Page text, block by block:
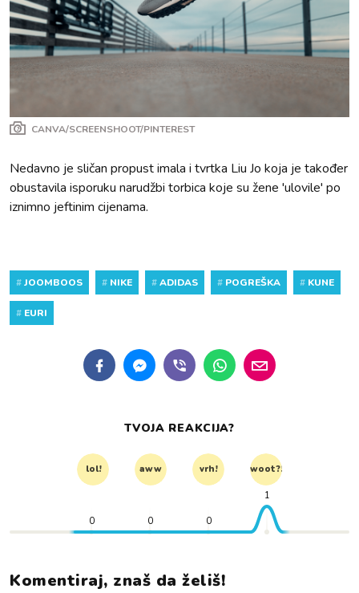
CANVA/SCREENSHOOT/PINTEREST
Nedavno je sličan propust imala i tvrtka Liu Jo koja je također
obustavila isporuku narudžbi torbica koje su žene 'ulovile' po
iznimno jeftinim cijenama.
#JOOMBOOS # NIKE #ADIDAS # POGREŠKA # KUNE
# EURI
TVOJA REAKCIJA?
lol! aww vrh! woot?!
0 0 0
1
Komentiraj, znaš da želiš!